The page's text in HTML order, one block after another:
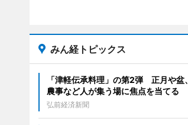
みん経トピックス
「津軽伝承料理」の第2弾 正月や盆、
農事など人が集う場に焦点を当てる
弘前経済新聞